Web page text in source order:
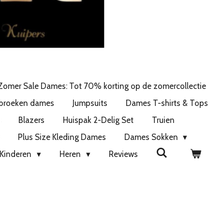
Sale Dames: Tot 70% korting op de zomercollectie
dames Jumpsuits
Dames T-shirts & Tops
Blazers Huispak 2-Delig Set
Truien
Plus Size Kleding Dames
Dames Sokken
Kinderen Heren Reviews